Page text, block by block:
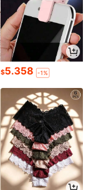
$5.358 -1%